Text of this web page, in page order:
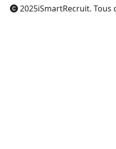
2025iSmartRecruit. Tous